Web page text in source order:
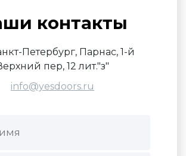
контакты
Петербург, Парнас, 1-й
пер, 12 лит."з"
info@yesdoors.ru